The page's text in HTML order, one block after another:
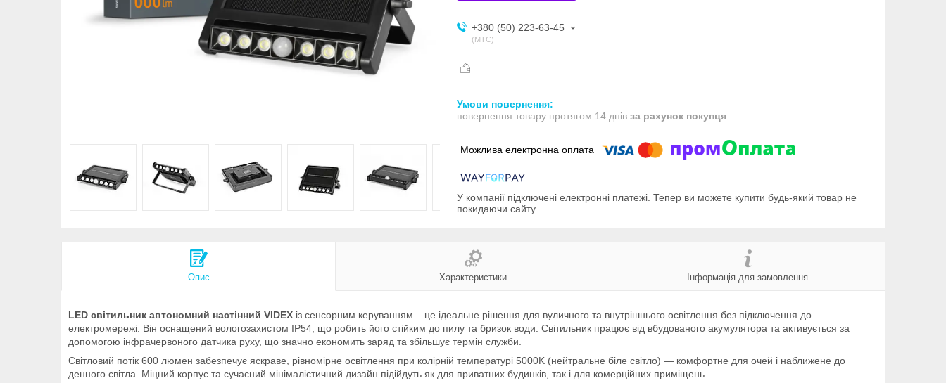
+380 (50) 223-63-45
МТС
повернення товару протягом 14 днів за рахунок покупця
У компанії підключені електронні платежі. Тепер ви можете купити будь-який товар не
покидаючи сайту.
Опис Характеристики Інформація для замовлення
LED світильник автономний настінний VIDEX із сенсорним керуванням – це ідеальне рішення для вуличного та внутрішнього освітлення без підключення до
електромережі. Він оснащений вологозахистом IP54, що робить його стійким до пилу та бризок води. Світильник працює від вбудованого акумулятора та активується за
допомогою інфрачервоного датчика руху, що значно економить заряд та збільшує термін служби.
Світловий потік 600 люмен забезпечує яскраве, рівномірне освітлення при колірній температурі 5000K (нейтральне біле світло) — комфортне для очей і наближене до
денного світла. Міцний корпус та сучасний мінімалістичний дизайн підійдуть як для приватних будинків, так і для комерційних приміщень.